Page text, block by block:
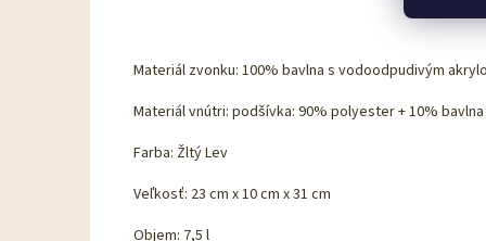
Materiál zvonku: 100% bavlna s vodoodpudivým
Materiál vnútri: podšívka: 90% polyester + 10% bavlna
Farba: Žltý Lev
Veľkosť: 23 cm x 10 cm x 31 cm
Objem: 7,5 l